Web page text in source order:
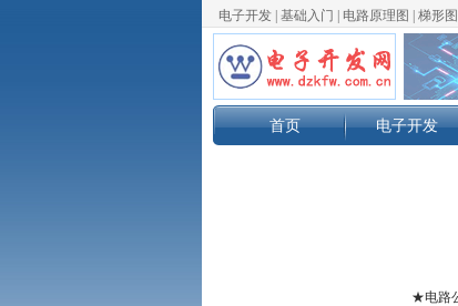
电子开发 基础入门 电路原理图 梯形
首页 电子开发
★电路